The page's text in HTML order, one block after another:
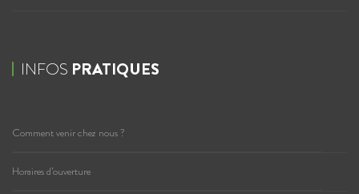
INFOS PRATIQUES
Comment venir chez nous ?
Horaires d’ouverture